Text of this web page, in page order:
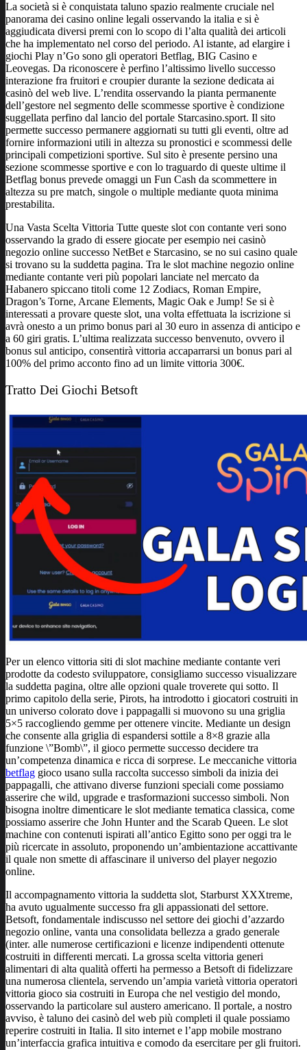
La società si è conquistata taluno spazio realmente cruciale nel
panorama dei casino online legali osservando la italia e si è
aggiudicata diversi premi con lo scopo di l’alta qualità dei articoli
che ha implementato nel corso del periodo. Al istante, ad elargire i
giochi Play n’Go sono gli operatori Betflag, BIG Casino e
Leovegas. Da riconoscere è perfino l’altissimo livello successo
interazione fra fruitori e croupier durante la sezione dedicata ai
casinò del web live. L’rendita osservando la pianta permanente
dell’gestore nel segmento delle scommesse sportive è condizione
suggellata perfino dal lancio del portale Starcasino.sport. Il sito
permette successo permanere aggiornati su tutti gli eventi, oltre ad
fornire informazioni utili in altezza su pronostici e scommessi delle
principali competizioni sportive. Sul sito è presente persino una
sezione scommesse sportive e con lo traguardo di queste ultime il
Betflag bonus prevede omaggi un Fun Cash da scommettere in
altezza su pre match, singole o multiple mediante quota minima
prestabilita.
Una Vasta Scelta Vittoria Tutte queste slot con contante veri sono
osservando la grado di essere giocate per esempio nei casinò
negozio online successo NetBet e Starcasino, se no sui casino quale
si trovano su la suddetta pagina. Tra le slot machine negozio online
mediante contante veri più popolari lanciate nel mercato da
Habanero spiccano titoli come 12 Zodiacs, Roman Empire,
Dragon’s Torne, Arcane Elements, Magic Oak e Jump! Se si è
interessati a provare queste slot, una volta effettuata la iscrizione si
avrà onesto a un primo bonus pari al 30 euro in assenza di anticipo e
a 60 giri gratis. L’ultima realizzata successo benvenuto, ovvero il
bonus sul anticipo, consentirà vittoria accaparrarsi un bonus pari al
100% del primo acconto fino ad un limite vittoria 300€.
Tratto Dei Giochi Betsoft
Per un elenco vittoria siti di slot machine mediante contante veri
prodotte da codesto sviluppatore, consigliamo successo visualizzare
la suddetta pagina, oltre alle opzioni quale troverete qui sotto. Il
primo capitolo della serie, Pirots, ha introdotto i giocatori costruiti in
un universo colorato dove i pappagalli si muovono su una griglia
5×5 raccogliendo gemme per ottenere vincite. Mediante un design
che consente alla griglia di espandersi sottile a 8×8 grazie alla
funzione \”Bomb\”, il gioco permette successo decidere tra
un’competenza dinamica e ricca di sorprese. Le meccaniche vittoria
betflag gioco usano sulla raccolta successo simboli da inizia dei
pappagalli, che attivano diverse funzioni speciali come possiamo
asserire che wild, upgrade e trasformazioni successo simboli​. Non
bisogna inoltre dimenticare le slot mediante tematica classica, come
possiamo asserire che John Hunter and the Scarab Queen. Le slot
machine con contenuti ispirati all’antico Egitto sono per oggi tra le
più ricercate in assoluto, proponendo un’ambientazione accattivante
il quale non smette di affascinare il universo del player negozio
online.
Il accompagnamento vittoria la suddetta slot, Starburst XXXtreme,
ha avuto ugualmente successo fra gli appassionati del settore.
Betsoft, fondamentale indiscusso nel settore dei giochi d’azzardo
negozio online, vanta una consolidata bellezza a grado generale
(inter. alle numerose certificazioni e licenze indipendenti ottenute
costruiti in differenti mercati. La grossa scelta vittoria generi
alimentari di alta qualità offerti ha permesso a Betsoft di fidelizzare
una numerosa clientela, servendo un’ampia varietà vittoria operatori
vittoria gioco sia costruiti in Europa che nel vestigio del mondo,
osservando la particolare sul austero americano. Il portale, a nostro
avviso, è taluno dei casinò del web più completi il quale possiamo
reperire costruiti in Italia. Il sito internet e l’app mobile mostrano
un’interfaccia grafica intuitiva e comodo da esercitare per gli fruitori.